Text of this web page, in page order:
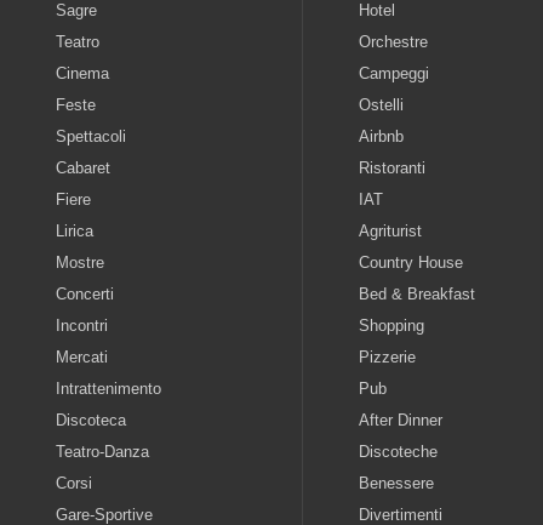
Sagre
Teatro
Cinema
Feste
Spettacoli
Cabaret
Fiere
Lirica
Mostre
Concerti
Incontri
Mercati
Intrattenimento
Discoteca
Teatro-Danza
Corsi
Gare-Sportive
Hotel
Orchestre
Campeggi
Ostelli
Airbnb
Ristoranti
IAT
Agriturist
Country House
Bed & Breakfast
Shopping
Pizzerie
Pub
After Dinner
Discoteche
Benessere
Divertimenti